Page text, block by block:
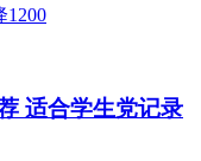
适合学生党记录